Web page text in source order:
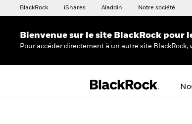
BlackRock iShares Aladdin Notre société
Bienvenue sur le site BlackRock pour
Pour accéder directement à un autre site BlackRock,